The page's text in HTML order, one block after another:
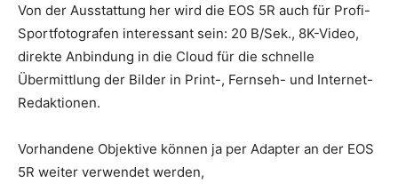
Von der Ausstattung her wird die EOS 5R auch für Profi-
Sportfotografen interessant sein: 20 B/Sek., 8K-Video,
direkte Anbindung in die Cloud für die schnelle
Übermittlung der Bilder in Print-, Fernseh- und Internet-
Redaktionen.
Vorhandene Objektive können ja per Adapter an der EOS
5R weiter verwendet werden,